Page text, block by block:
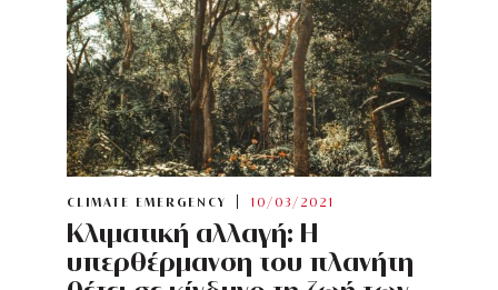
CLIMATE EMERGENCY 10/03/2021
Κλιματική αλλαγή: Η
υπερθέρμανση του πλανήτη